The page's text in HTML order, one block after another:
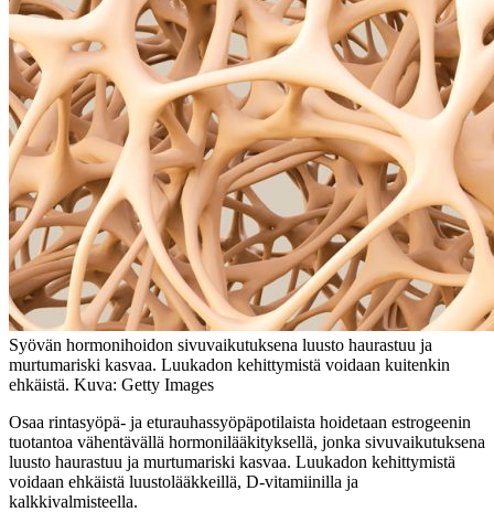
Syövän hormonihoidon sivuvaikutuksena luusto haurastuu ja
murtumariski kasvaa. Luukadon kehittymistä voidaan kuitenkin
ehkäistä. Kuva: Getty Images
Osaa rintasyöpä- ja eturauhassyöpäpotilaista hoidetaan estrogeenin
tuotantoa vähentävällä hormonilääkityksellä, jonka sivuvaikutuksena
luusto haurastuu ja murtumariski kasvaa. Luukadon kehittymistä
voidaan ehkäistä luustolääkkeillä, D-vitamiinilla ja
kalkkivalmisteella.